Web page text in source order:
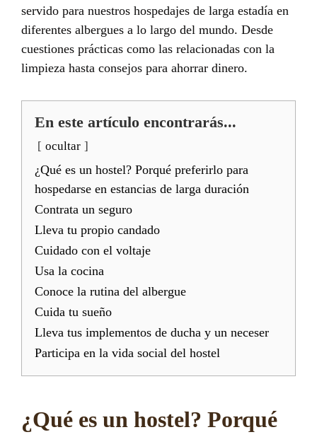
servido para nuestros hospedajes de larga estadía en
diferentes albergues a lo largo del mundo. Desde
cuestiones prácticas como las relacionadas con la
limpieza hasta consejos para ahorrar dinero.
En este artículo encontrarás...
ocultar
¿Qué es un hostel? Porqué preferirlo para
hospedarse en estancias de larga duración
Contrata un seguro
Lleva tu propio candado
Cuidado con el voltaje
Usa la cocina
Conoce la rutina del albergue
Cuida tu sueño
Lleva tus implementos de ducha y un neceser
Participa en la vida social del hostel
¿Qué es un hostel? Porqué